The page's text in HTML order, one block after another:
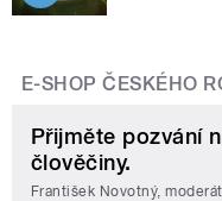
E-SHOP ČESKÉHO
Přijměte pozvání
člověčiny.
František Novotný,